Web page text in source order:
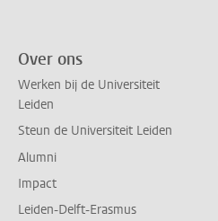
Over ons
Werken bij de Universiteit
Leiden
Steun de Universiteit Leiden
Alumni
Impact
Leiden-Delft-Erasmus